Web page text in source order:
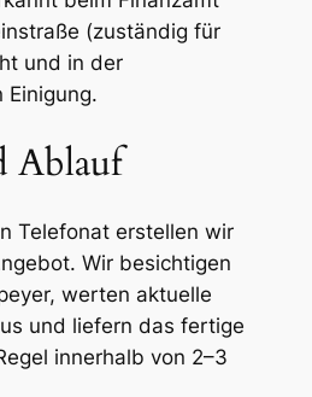
(zuständig für
und in der
Einigung.
Ablauf
Telefonat erstellen wir
Wir besichtigen
werten aktuelle
und liefern das fertige
innerhalb von 2–3